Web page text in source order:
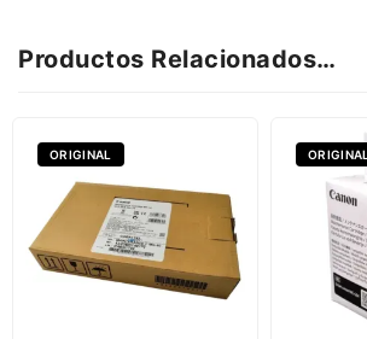
Productos Relacionados…
ORIGINAL ORIGINAL